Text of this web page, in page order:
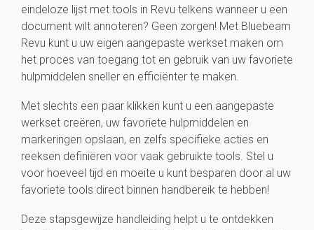
eindeloze lijst met tools in Revu telkens wanneer u een
document wilt annoteren? Geen zorgen! Met Bluebeam
Revu kunt u uw eigen aangepaste werkset maken om
het proces van toegang tot en gebruik van uw favoriete
hulpmiddelen sneller en efficiënter te maken.
Met slechts een paar klikken kunt u een aangepaste
werkset creëren, uw favoriete hulpmiddelen en
markeringen opslaan, en zelfs specifieke acties en
reeksen definiëren voor vaak gebruikte tools. Stel u
voor hoeveel tijd en moeite u kunt besparen door al uw
favoriete tools direct binnen handbereik te hebben!
Deze stapsgewijze handleiding helpt u te ontdekken